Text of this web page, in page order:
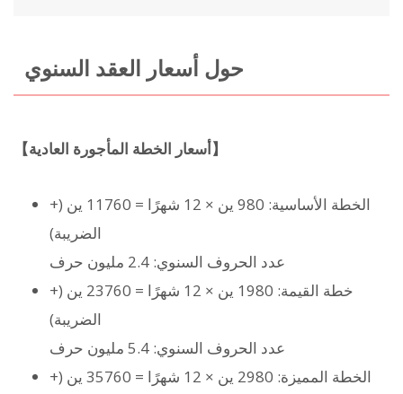
حول أسعار العقد السنوي
【أسعار الخطة المأجورة العادية】
الخطة الأساسية: 980 ين × 12 شهرًا = 11760 ين (+
الضريبة)
عدد الحروف السنوي: 2.4 مليون حرف
خطة القيمة: 1980 ين × 12 شهرًا = 23760 ين (+
الضريبة)
عدد الحروف السنوي: 5.4 مليون حرف
الخطة المميزة: 2980 ين × 12 شهرًا = 35760 ين (+